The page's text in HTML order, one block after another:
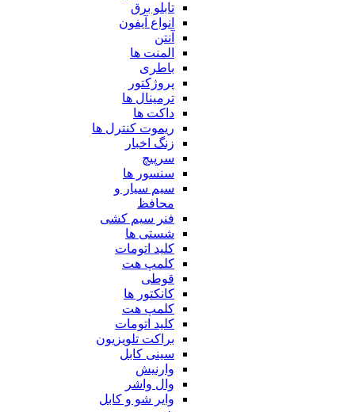
تابلو برق
انواع آیفون
آنتن
المنت ها
باطری
پروژکتور
ترمینال ها
داکت ها
ریموت کنترل ها
زنگ اخبار
سرپیچ
سنسور ها
سیم سیار و
محافظ
فنر سیم کشی
شستی ها
کلید اتومات
کلمپ هت
قوطی
کانکتور ها
کلمپ هت
کلید اتومات
براکت تلویزیون
سینی کابل
وارنیش
وال واشر
وایر شو و کابل